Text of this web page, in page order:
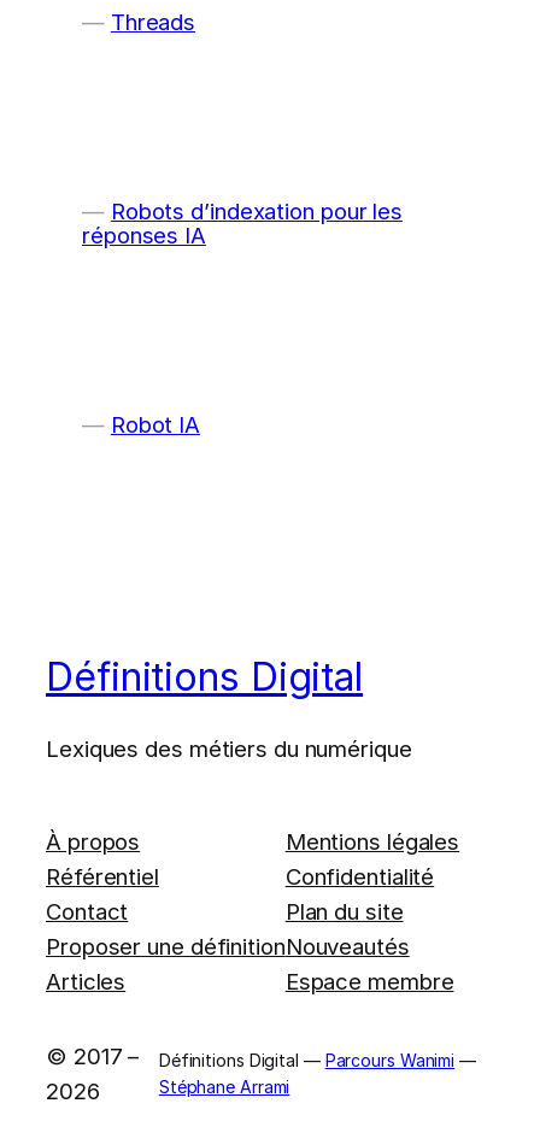
Threads
Robots d’indexation pour les
réponses IA
Robot IA
Définitions Digital
Lexiques des métiers du numérique
À propos
Référentiel
Contact
Proposer une définition
Articles
Mentions légales
Confidentialité
Plan du site
Nouveautés
Espace membre
© 2017 –
2026
Définitions Digital — Parcours Wanimi —
Stéphane Arrami